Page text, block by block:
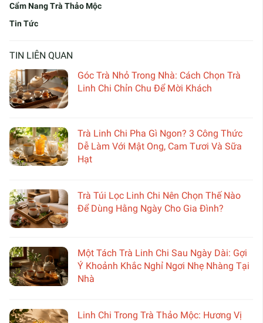
Cẩm Nang Trà Thảo Mộc
Tin Tức
TIN LIÊN QUAN
Góc Trà Nhỏ Trong Nhà: Cách Chọn Trà
Linh Chi Chỉn Chu Để Mời Khách
Trà Linh Chi Pha Gì Ngon? 3 Công Thức
Dễ Làm Với Mật Ong, Cam Tươi Và Sữa
Hạt
Trà Túi Lọc Linh Chi Nên Chọn Thế Nào
Để Dùng Hằng Ngày Cho Gia Đình?
Một Tách Trà Linh Chi Sau Ngày Dài: Gợi
Ý Khoảnh Khắc Nghỉ Ngơi Nhẹ Nhàng Tại
Nhà
Linh Chi Trong Trà Thảo Mộc: Hương Vị